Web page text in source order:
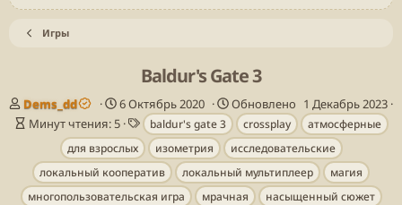
Игры
Baldur's Gate 3
А
в
Dems_dd
Д
а
т
а
п
у
6 Октябрь 2020 Обновлено 1 Декабрь 2023
В
м
я
Минут чтения: 5
Т
е
г
и
baldur's gate 3 crossplay
атмосферные
для взрослых
изометрия
исследовательские
локальный кооператив
локальный мультиплеер
магия
многопользовательская игра
мрачная
насыщенный сюжет